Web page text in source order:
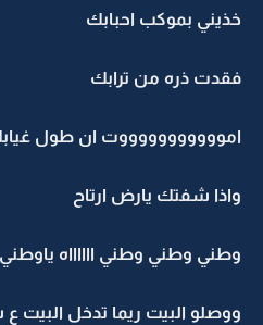
بموكب احبابك
ذره من ترابك
ان طول غيابك
شفتك يارض ارتاح
وطني وطني ااااااه ياوطني
البيت ريما تدخل البيت ع